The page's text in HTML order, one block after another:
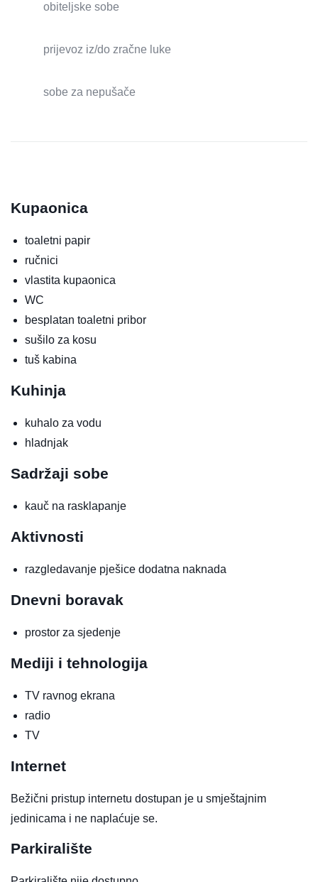
obiteljske sobe
prijevoz iz/do zračne luke
sobe za nepušače
Kupaonica
toaletni papir
ručnici
vlastita kupaonica
WC
besplatan toaletni pribor
sušilo za kosu
tuš kabina
Kuhinja
kuhalo za vodu
hladnjak
Sadržaji sobe
kauč na rasklapanje
Aktivnosti
razgledavanje pješice dodatna naknada
Dnevni boravak
prostor za sjedenje
Mediji i tehnologija
TV ravnog ekrana
radio
TV
Internet
Bežični pristup internetu dostupan je u smještajnim
jedinicama i ne naplaćuje se.
Parkiralište